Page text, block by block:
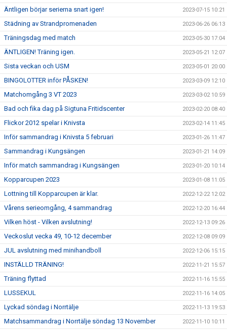
Äntligen börjar serierna snart igen! 2023-07-15 10:21
Städning av Strandpromenaden 2023-06-26 06:13
Träningsdag med match 2023-05-30 17:04
ÄNTLIGEN! Träning igen. 2023-05-21 12:07
Sista veckan och USM 2023-05-01 20:00
BINGOLOTTER inför PÅSKEN! 2023-03-09 12:10
Matchomgång 3 VT 2023 2023-03-02 10:59
Bad och fika dag på Sigtuna Fritidscenter 2023-02-20 08:40
Flickor 2012 spelar i Knivsta 2023-02-14 11:45
Inför sammandrag i Knivsta 5 februari 2023-01-26 11:47
Sammandrag i Kungsängen 2023-01-21 14:09
Inför match sammandrag i Kungsängen 2023-01-20 10:14
Kopparcupen 2023 2023-01-08 11:05
Lottning till Kopparcupen är klar. 2022-12-22 12:02
Vårens serieomgång, 4 sammandrag 2022-12-20 16:44
Vilken höst - Vilken avslutning! 2022-12-13 09:26
Veckoslut vecka 49, 10-12 december 2022-12-08 09:09
JUL avslutning med minihandboll 2022-12-06 15:15
INSTÄLLD TRÄNING! 2022-11-21 15:57
Träning flyttad 2022-11-16 15:55
LUSSEKUL 2022-11-16 14:05
Lyckad söndag i Norrtälje 2022-11-13 19:53
Matchsammandrag i Norrtälje söndag 13 November 2022-11-10 10:11